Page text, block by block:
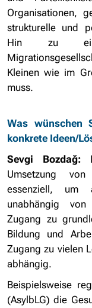
Organisationen,
strukturelle und
Hin zu
Kleinen wie im
muss.
Was wünschen
konkrete Ideen/
Sevgi Bozdağ:
Umsetzung von
essenziell, um
unabhängig
Zugang zu
Bildung und
Zugang zu vielen
abhängig.
Beispielsweise
(AsylbLG) die